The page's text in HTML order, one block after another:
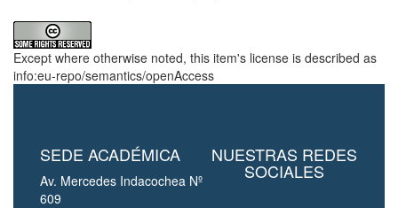
Except where otherwise noted, this item's license is described as
info:eu-repo/semantics/openAccess
SEDE ACADÉMICA
Av. Mercedes Indacochea Nº
609
NUESTRAS REDES
SOCIALES